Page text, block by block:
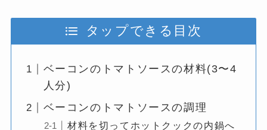
タップできる目次
ベーコンのトマトソースの材料(3〜4
人分)
ベーコンのトマトソースの調理
材料を切ってホットクックの内鍋へ